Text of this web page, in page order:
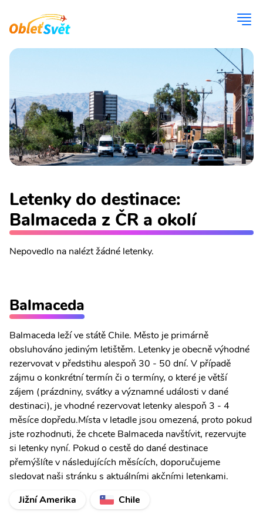
Letenky do destinace:
Balmaceda z ČR a okolí
Nepovedlo na nalézt žádné letenky.
Balmaceda
Balmaceda leží ve státě Chile. Město je primárně
obsluhováno jediným letištěm. Letenky je obecně výhodné
rezervovat v předstihu alespoň 30 - 50 dní. V případě
zájmu o konkrétní termín či o termíny, o které je větší
zájem (prázdniny, svátky a významné události v dané
destinaci), je vhodné rezervovat letenky alespoň 3 - 4
měsíce dopředu.Místa v letadle jsou omezená, proto pokud
jste rozhodnuti, že chcete Balmaceda navštívit, rezervujte
si letenky nyní. Pokud o cestě do dané destinace
přemýšlíte v následujících měsících, doporučujeme
sledovat naši stránku s aktuálními akčními letenkami.
Jižní Amerika
Chile